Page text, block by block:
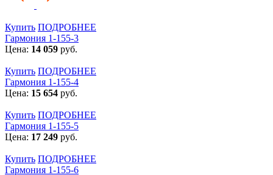
Купить ПОДРОБНЕЕ
Гармония 1-155-3
Цена: 14 059 руб.
Купить ПОДРОБНЕЕ
Гармония 1-155-4
Цена: 15 654 руб.
Купить ПОДРОБНЕЕ
Гармония 1-155-5
Цена: 17 249 руб.
Купить ПОДРОБНЕЕ
Гармония 1-155-6